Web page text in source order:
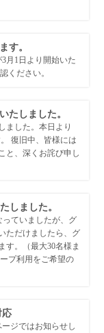
す。
月1日より開始いた
ください。
たしました。
ました。本日より
復旧中、皆様には
と、深くお詫び申し
しました。
ていましたが、グ
ただけましたら、グ
す。（最大30名様ま
プ利用をご希望の
応
ジではお知らせし